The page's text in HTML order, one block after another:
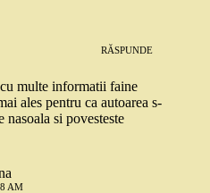
RĂSPUNDE
multe informatii faine
ales pentru ca autoarea s-
nasoala si povesteste
AM